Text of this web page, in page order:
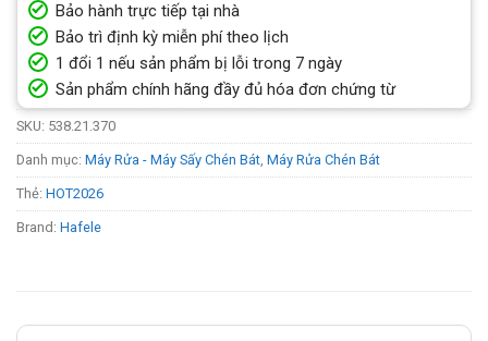
Bảo hành trực tiếp tại nhà
Bảo trì định kỳ miễn phí theo lịch
1 đổi 1 nếu sản phẩm bị lỗi trong 7 ngày
Sản phẩm chính hãng đầy đủ hóa đơn chứng từ
SKU: 538.21.370
Danh mục: Máy Rửa - Máy Sấy Chén Bát, Máy Rửa Chén Bát
Thẻ: HOT2026
Brand: Hafele